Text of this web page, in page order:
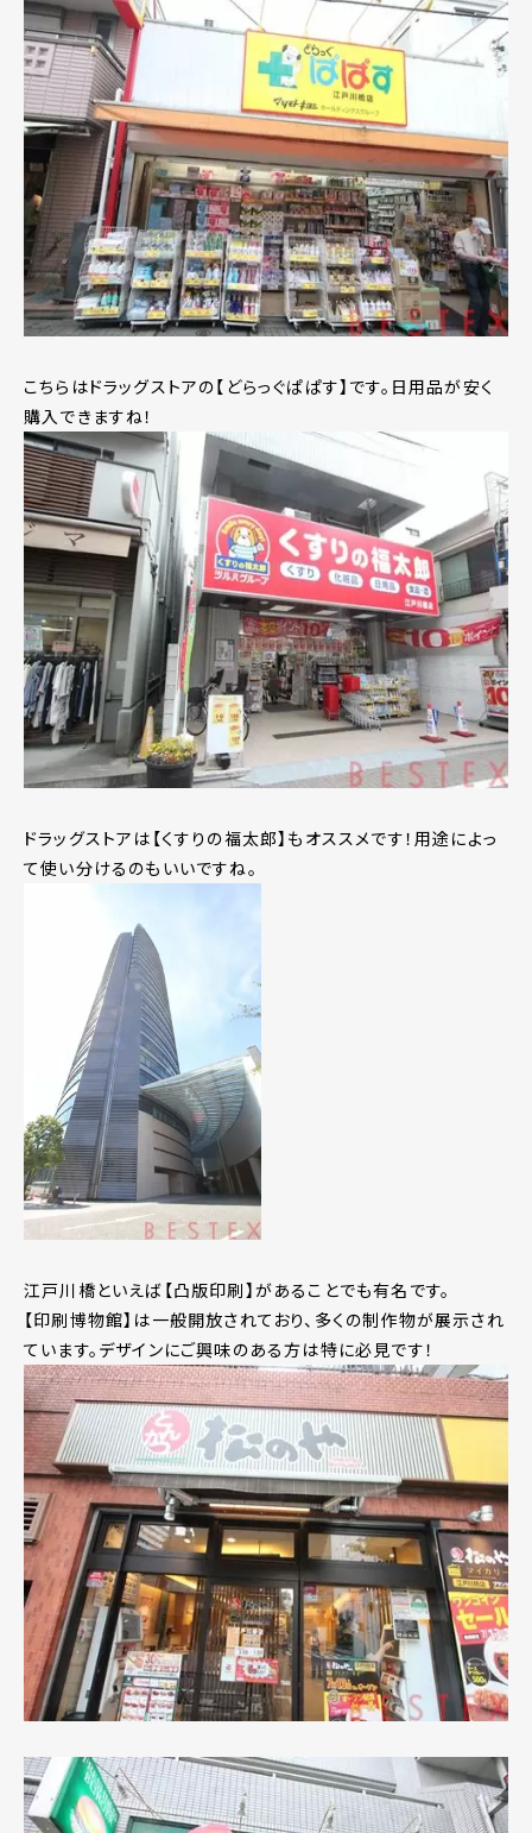
こちらはドラッグストアの【どらっぐぱぱす】です。日用品が安く
購入できますね！
ドラッグストアは【くすりの福太郎】もオススメです！用途によっ
て使い分けるのもいいですね。
江戸川橋といえば【凸版印刷】があることでも有名です。
【印刷博物館】は一般開放されており、多くの制作物が展示され
ています。デザインにご興味のある方は特に必見です！